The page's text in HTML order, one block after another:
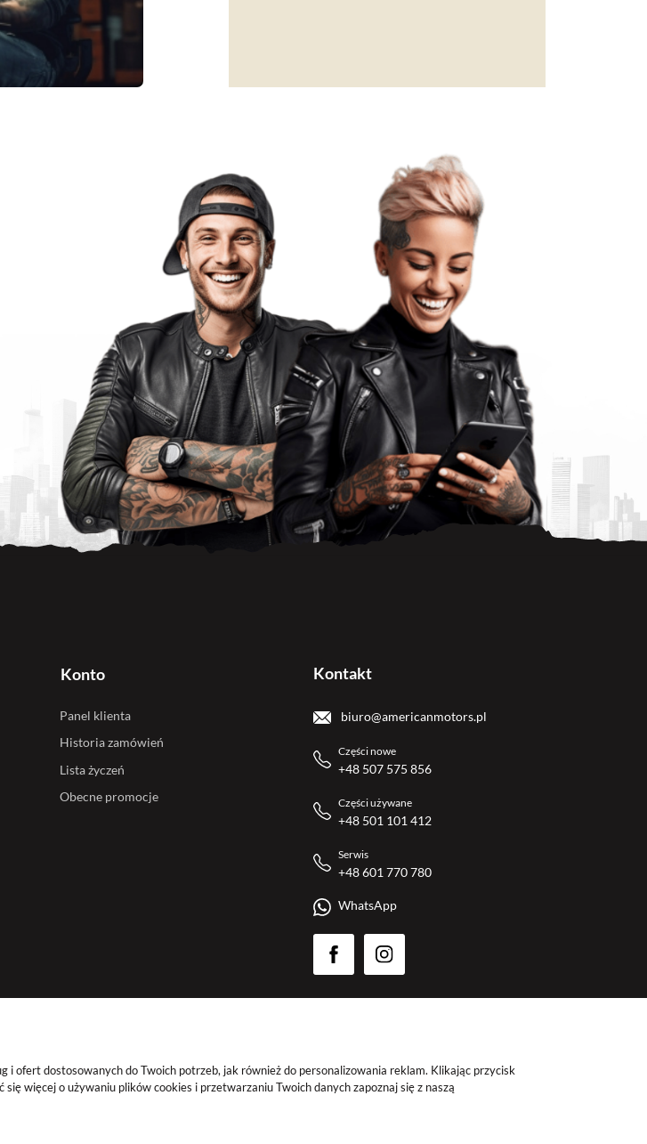
Konto
Panel klienta
Historia zamówień
Lista życzeń
Obecne promocje
Kontakt
biuro@americanmotors.pl
Części nowe
+48 507 575 856
Części używane
+48 501 101 412
Serwis
+48 601 770 780
WhatsApp
ofert dostosowanych do Twoich potrzeb, jak również do personalizowania reklam. Klikając przycisk
więcej o używaniu plików cookies i przetwarzaniu Twoich danych zapoznaj się z naszą